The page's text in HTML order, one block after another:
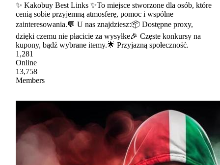
✨ Kakobuy Best Links ✨To miejsce stworzone dla osób, które
cenią sobie przyjemną atmosferę, pomoc i wspólne
zainteresowania.💬 U nas znajdziesz:📦 Dostępne proxy,
dzięki czemu nie płacicie za wysyłke🎉 Częste konkursy na
kupony, bądź wybrane itemy.🌟 Przyjazną społeczność.
1,281
Online
13,758
Members